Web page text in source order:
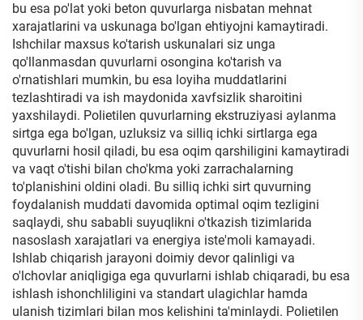
bu esa po'lat yoki beton quvurlarga nisbatan mehnat
xarajatlarini va uskunaga bo'lgan ehtiyojni kamaytiradi.
Ishchilar maxsus ko'tarish uskunalari siz unga
qo'llanmasdan quvurlarni osongina ko'tarish va
o'rnatishlari mumkin, bu esa loyiha muddatlarini
tezlashtiradi va ish maydonida xavfsizlik sharoitini
yaxshilaydi. Polietilen quvurlarning ekstruziyasi aylanma
sirtga ega bo'lgan, uzluksiz va silliq ichki sirtlarga ega
quvurlarni hosil qiladi, bu esa oqim qarshiligini kamaytiradi
va vaqt o'tishi bilan cho'kma yoki zarrachalarning
to'planishini oldini oladi. Bu silliq ichki sirt quvurning
foydalanish muddati davomida optimal oqim tezligini
saqlaydi, shu sababli suyuqlikni o'tkazish tizimlarida
nasoslash xarajatlari va energiya iste'moli kamayadi.
Ishlab chiqarish jarayoni doimiy devor qalinligi va
o'lchovlar aniqligiga ega quvurlarni ishlab chiqaradi, bu esa
ishlash ishonchliligini va standart ulagichlar hamda
ulanish tizimlari bilan mos kelishini ta'minlaydi. Polietilen